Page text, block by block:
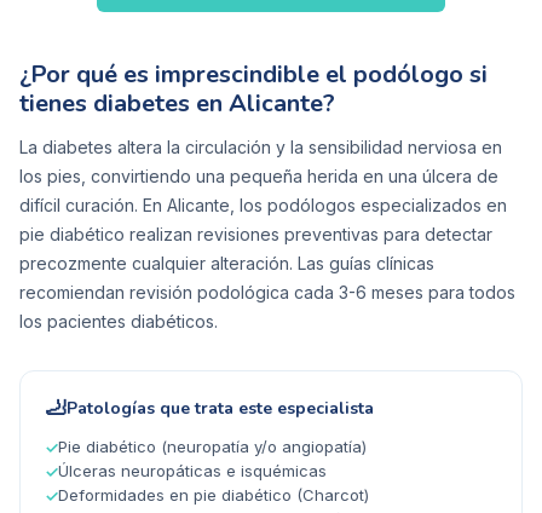
¿Por qué es imprescindible el podólogo si
tienes diabetes en Alicante?
La diabetes altera la circulación y la sensibilidad nerviosa en
los pies, convirtiendo una pequeña herida en una úlcera de
difícil curación. En Alicante, los podólogos especializados en
pie diabético realizan revisiones preventivas para detectar
precozmente cualquier alteración. Las guías clínicas
recomiendan revisión podológica cada 3-6 meses para todos
los pacientes diabéticos.
🦶Patologías que trata este especialista
✓Pie diabético (neuropatía y/o angiopatía)
✓Úlceras neuropáticas e isquémicas
✓Deformidades en pie diabético (Charcot)